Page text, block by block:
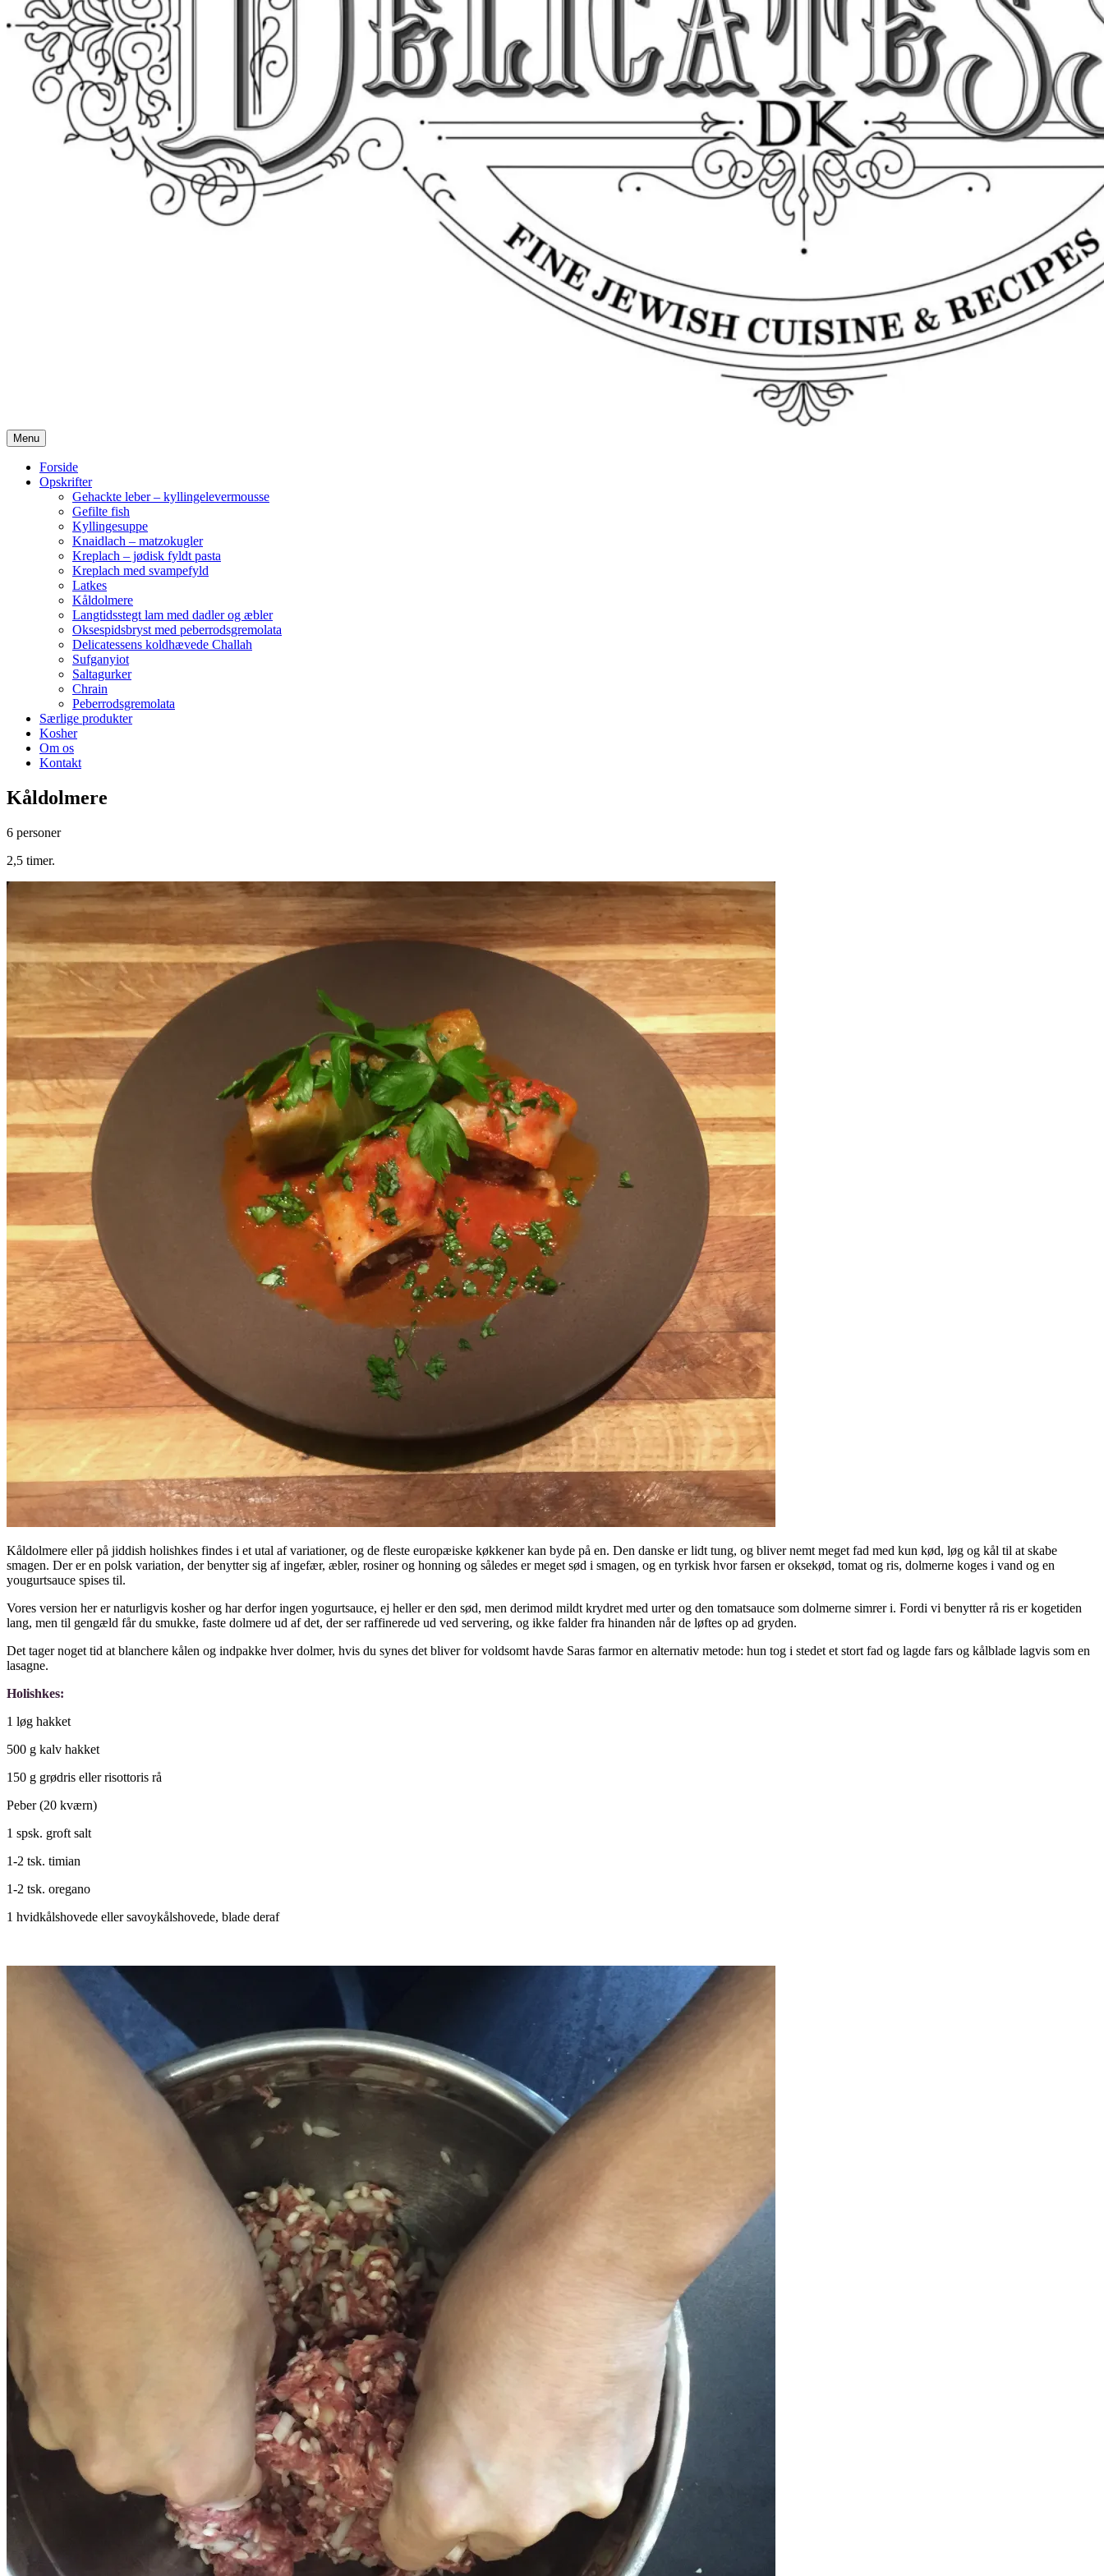
Menu
Forside
Opskrifter
Gehackte leber – kyllingelevermousse
Gefilte fish
Kyllingesuppe
Knaidlach – matzokugler
Kreplach – jødisk fyldt pasta
Kreplach med svampefyld
Latkes
Kåldolmere
Langtidsstegt lam med dadler og æbler
Oksespidsbryst med peberrodsgremolata
Delicatessens koldhævede Challah
Sufganyiot
Saltagurker
Chrain
Peberrodsgremolata
Særlige produkter
Kosher
Om os
Kontakt
Kåldolmere
6 personer
2,5 timer.
Kåldolmere eller på jiddish holishkes findes i et utal af variationer, og de fleste europæiske køkkener kan byde på en. Den danske er lidt tung, og bliver nemt meget fad med kun kød, løg og kål til at skabe
smagen. Der er en polsk variation, der benytter sig af ingefær, æbler, rosiner og honning og således er meget sød i smagen, og en tyrkisk hvor farsen er oksekød, tomat og ris, dolmerne koges i vand og en
yougurtsauce spises til.
Vores version her er naturligvis kosher og har derfor ingen yogurtsauce, ej heller er den sød, men derimod mildt krydret med urter og den tomatsauce som dolmerne simrer i. Fordi vi benytter rå ris er kogetiden
lang, men til gengæld får du smukke, faste dolmere ud af det, der ser raffinerede ud ved servering, og ikke falder fra hinanden når de løftes op ad gryden.
Det tager noget tid at blanchere kålen og indpakke hver dolmer, hvis du synes det bliver for voldsomt havde Saras farmor en alternativ metode: hun tog i stedet et stort fad og lagde fars og kålblade lagvis som en
lasagne.
Holishkes:
1 løg hakket
500 g kalv hakket
150 g grødris eller risottoris rå
Peber (20 kværn)
1 spsk. groft salt
1-2 tsk. timian
1-2 tsk. oregano
1 hvidkålshovede eller savoykålshovede, blade deraf